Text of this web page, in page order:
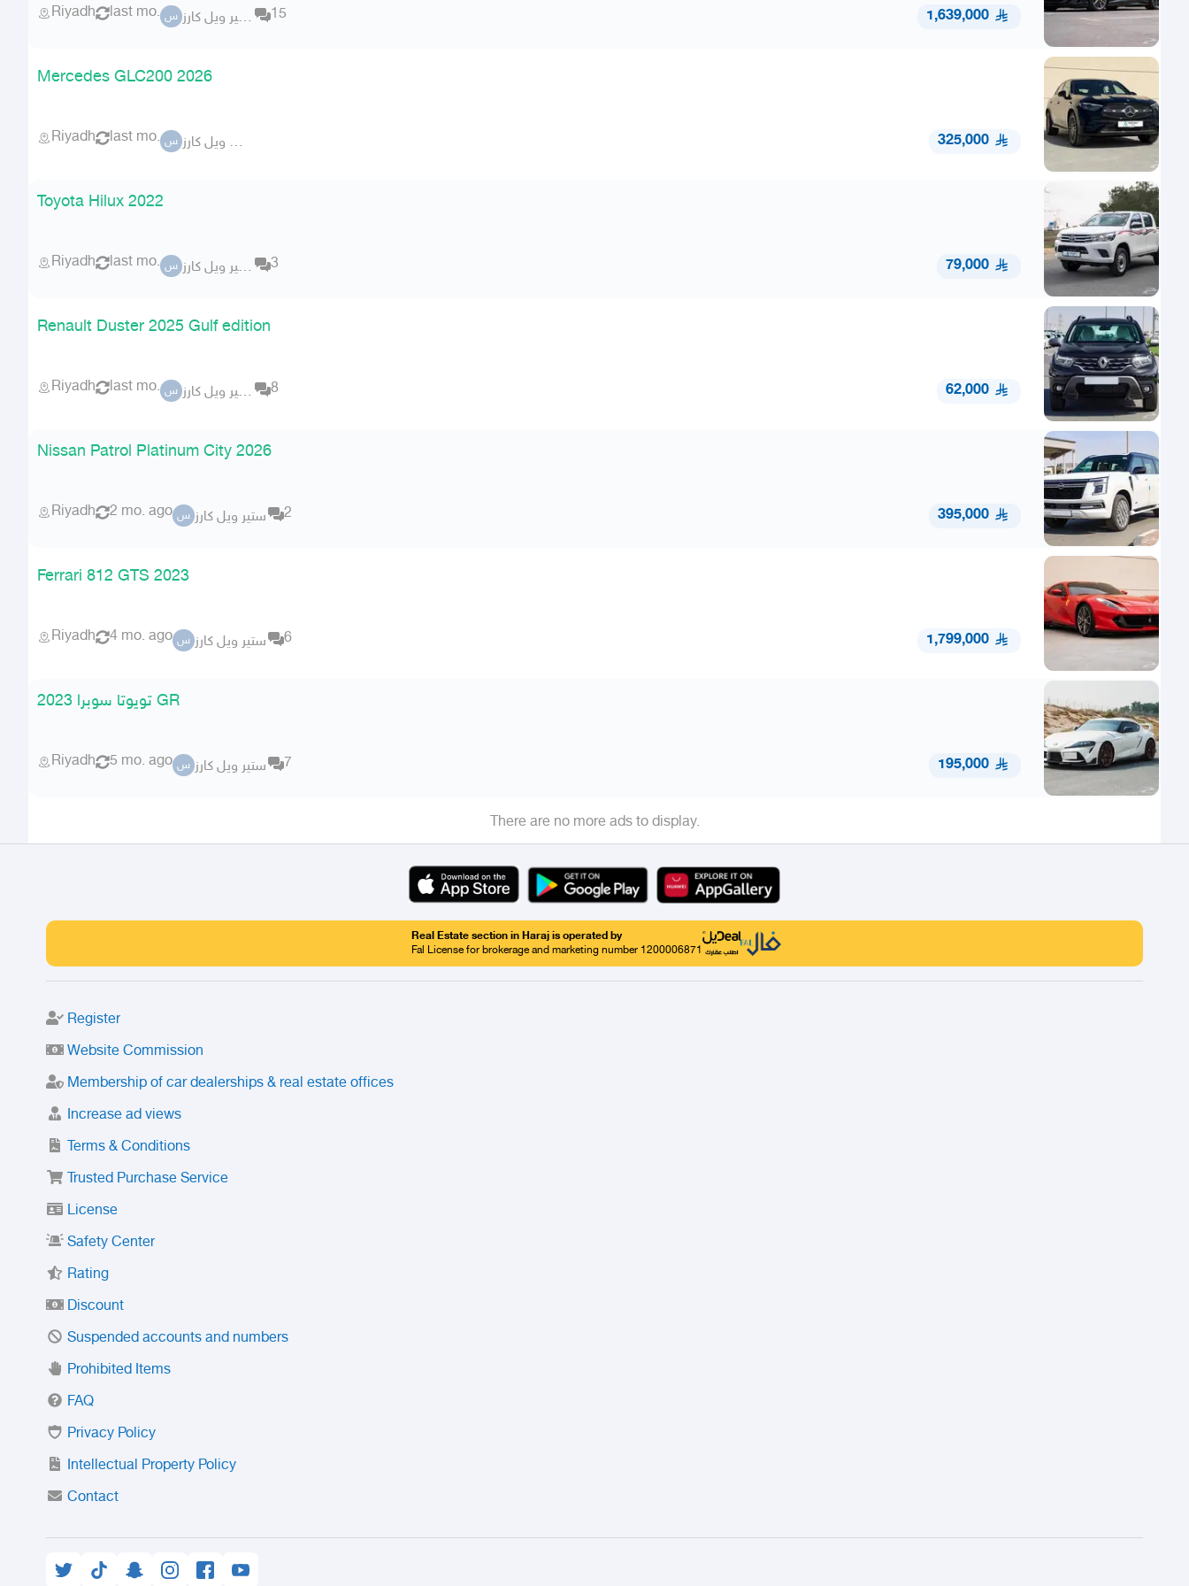
Riyadh last mo. س ستير ويل كارز 15 1,639,000
Mercedes GLC200 2026
Riyadh last mo. س ستير ويل كارز 325,000
Toyota Hilux 2022
Riyadh last mo. س ستير ويل كارز 3 79,000
Renault Duster 2025 Gulf edition
Riyadh last mo. س ستير ويل كارز 8 62,000
Nissan Patrol Platinum City 2026
Riyadh 2 mo. ago س ستير ويل كارز 2 395,000
Ferrari 812 GTS 2023
Riyadh 4 mo. ago س ستير ويل كارز 6 1,799,000
تويوتا سوبرا 2023 GR
Riyadh 5 mo. ago س ستير ويل كارز 7 195,000
There are no more ads to display.
Real Estate section in Haraj is operated by
Fal License for brokerage and marketing number 1200006871
Register
Website Commission
Membership of car dealerships & real estate offices
Increase ad views
Terms & Conditions
Trusted Purchase Service
License
Safety Center
Rating
Discount
Suspended accounts and numbers
Prohibited Items
FAQ
Privacy Policy
Intellectual Property Policy
Contact